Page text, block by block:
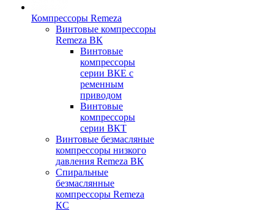
Компрессоры Remeza
Винтовые компрессоры
Remeza ВК
Винтовые
компрессоры
серии ВКЕ с
ременным
приводом
Винтовые
компрессоры
серии ВКТ
Винтовые безмасляные
компрессоры низкого
давления Remeza ВК
Спиральные
безмаслянные
компрессоры Remeza
КС